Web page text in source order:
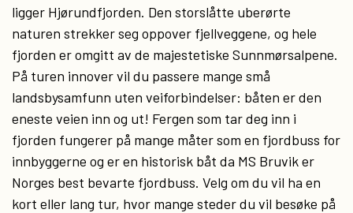
ligger Hjørundfjorden. Den storslåtte uberørte
naturen strekker seg oppover fjellveggene, og hele
fjorden er omgitt av de majestetiske Sunnmørsalpene.
På turen innover vil du passere mange små
landsbysamfunn uten veiforbindelser: båten er den
eneste veien inn og ut! Fergen som tar deg inn i
fjorden fungerer på mange måter som en fjordbuss for
innbyggerne og er en historisk båt da MS Bruvik er
Norges best bevarte fjordbuss. Velg om du vil ha en
kort eller lang tur, hvor mange steder du vil besøke på